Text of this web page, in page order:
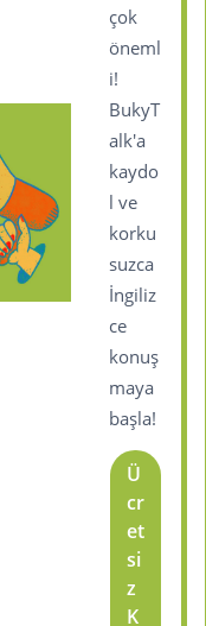
çok
öneml
i!
BukyT
alk'a
kaydo
l ve
korku
suzca
İngiliz
ce
konuş
maya
başla!
Ü
cr
et
si
z
K